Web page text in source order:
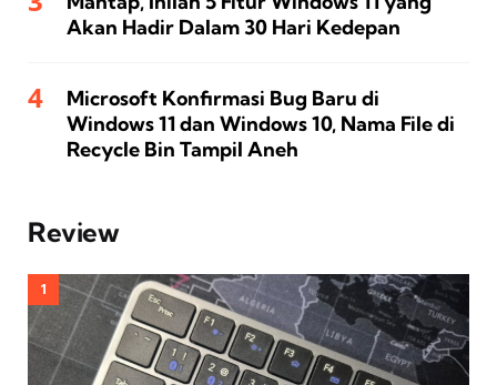
Akan Hadir Dalam 30 Hari Kedepan
Microsoft Konfirmasi Bug Baru di
Windows 11 dan Windows 10, Nama File di
Recycle Bin Tampil Aneh
Review